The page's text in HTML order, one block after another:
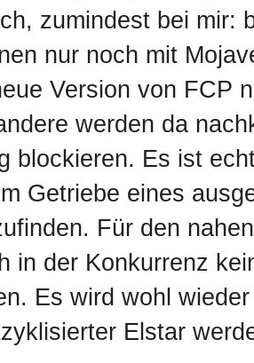
zumindest bei mir:
nur noch mit
Version von FCP
werden da
blockieren. Es ist
Getriebe eines
Für den
in der Konkurrenz
Es wird wohl
Elstar